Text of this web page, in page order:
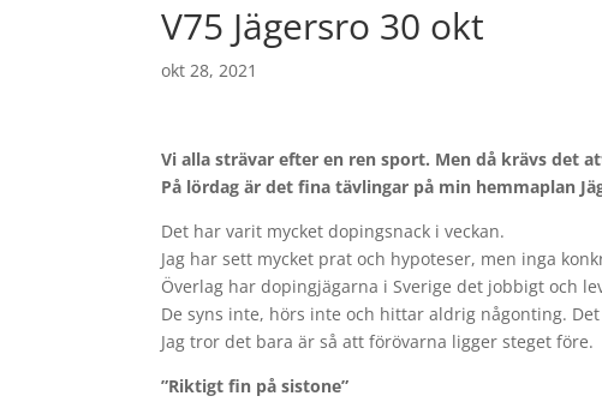
V75 Jägersro 30 okt
okt 28, 2021
Vi alla strävar efter en ren sport. Men då krävs det
På lördag är det fina tävlingar på min hemmaplan
Det har varit mycket dopingsnack i veckan.
Jag har sett mycket prat och hypoteser, men inga
Överlag har dopingjägarna i Sverige det jobbigt och
De syns inte, hörs inte och hittar aldrig någonting.
Jag tror det bara är så att förövarna ligger steget före.
”Riktigt fin på sistone”